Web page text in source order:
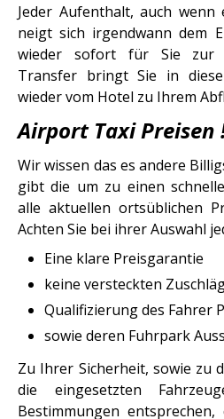
Jeder Aufenthalt, auch
neigt sich irgendwann dem
wieder sofort für Sie zur
Transfer bringt Sie in
wieder vom Hotel zu Ihrem
Airport Taxi Preisen
Wir wissen das es andere
gibt die um zu einen
alle aktuellen ortsüblichen
Achten Sie bei ihrer Auswahl
Eine klare Preisgarantie
keine versteckten
Qualifizierung des Fahrer
sowie deren Fuhrpark
Zu Ihrer Sicherheit, sowie zu
die eingesetzten
Bestimmungen